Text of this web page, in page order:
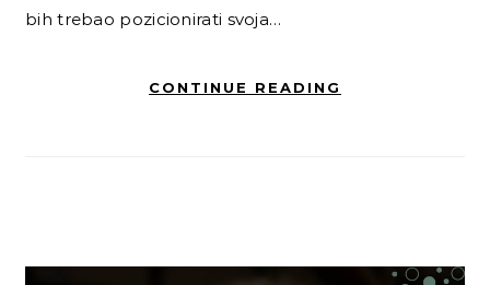
bih trebao pozicionirati svoja…
CONTINUE READING